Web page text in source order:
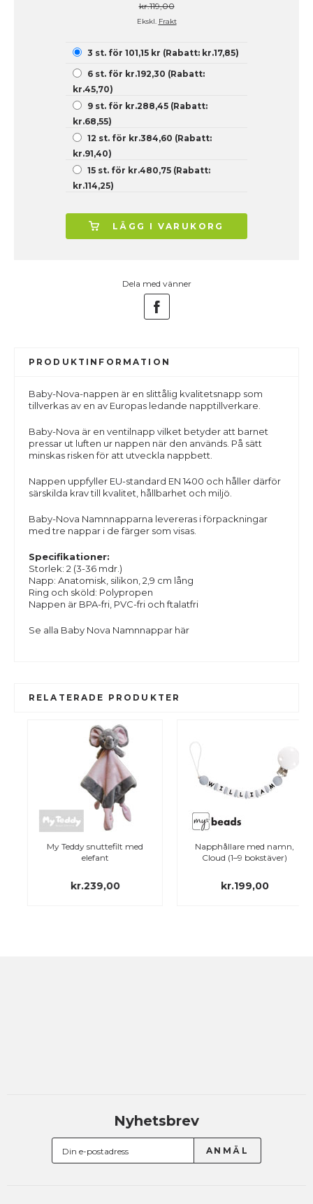
kr.119,00
Ekskl. Frakt
3 st. för 101,15 kr (Rabatt: kr.17,85)
6 st. för kr.192,30 (Rabatt:
kr.45,70)
9 st. för kr.288,45 (Rabatt:
kr.68,55)
12 st. för kr.384,60 (Rabatt:
kr.91,40)
15 st. för kr.480,75 (Rabatt:
kr.114,25)
LÄGG I VARUKORG
Dela med vänner
PRODUKTINFORMATION
Baby-Nova-nappen är en slittålig kvalitetsnapp som
tillverkas av en av Europas ledande napptillverkare.
Baby-Nova är en ventilnapp vilket betyder att barnet
pressar ut luften ur nappen när den används. På sätt
minskas risken för att utveckla nappbett.
Nappen uppfyller EU-standard EN 1400 och håller därför
särskilda krav till kvalitet, hållbarhet och miljö.
Baby-Nova Namnnapparna levereras i förpackningar
med tre nappar i de färger som visas.
Specifikationer:
Storlek: 2 (3-36 mdr.)
Napp: Anatomisk, silikon, 2,9 cm lång
Ring och sköld: Polypropen
Nappen är BPA-fri, PVC-fri och ftalatfri
Se alla Baby Nova Namnnappar här
RELATERADE PRODUKTER
My Teddy snuttefilt med
elefant
kr.239,00
Napphållare med namn,
Cloud (1–9 bokstäver)
kr.199,00
Nyhetsbrev